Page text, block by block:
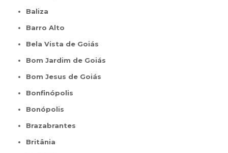
Baliza
Barro Alto
Bela Vista de Goiás
Bom Jardim de Goiás
Bom Jesus de Goiás
Bonfinópolis
Bonópolis
Brazabrantes
Britânia